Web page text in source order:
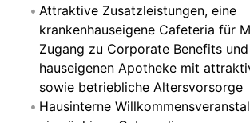
Attraktive Zusatzleistungen, eine
krankenhauseigene Cafeteria für
Zugang zu Corporate Benefits
hauseigenen Apotheke mit
sowie betriebliche Altersvorsorge
Hausinterne